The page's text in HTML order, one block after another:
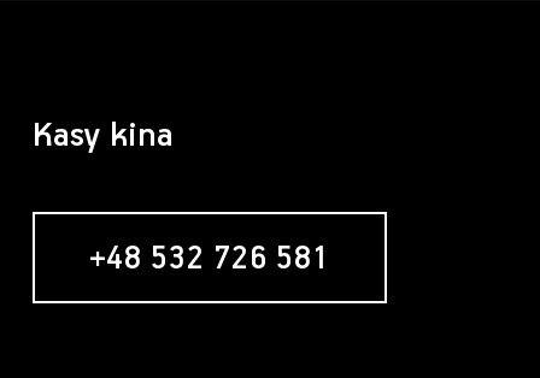
Kasy kina
+48 532 726 581